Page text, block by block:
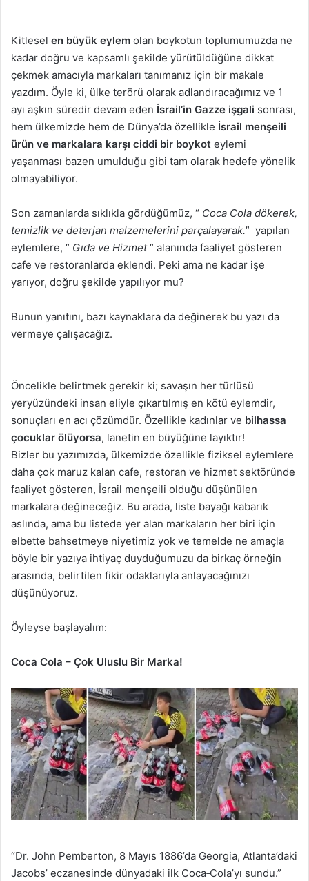
Kitlesel en büyük eylem olan boykotun toplumumuzda ne
kadar doğru ve kapsamlı şekilde yürütüldüğüne dikkat
çekmek amacıyla markaları tanımanız için bir makale
yazdım. Öyle ki, ülke terörü olarak adlandıracağımız ve 1
ayı aşkın süredir devam eden İsrail’in Gazze işgali sonrası,
hem ülkemizde hem de Dünya’da özellikle İsrail menşeili
ürün ve markalara karşı ciddi bir boykot eylemi
yaşanması bazen umulduğu gibi tam olarak hedefe yönelik
olmayabiliyor.
Son zamanlarda sıklıkla gördüğümüz, “ Coca Cola dökerek,
temizlik ve deterjan malzemelerini parçalayarak.” yapılan
eylemlere, “ Gıda ve Hizmet“ alanında faaliyet gösteren
cafe ve restoranlarda eklendi. Peki ama ne kadar işe
yarıyor, doğru şekilde yapılıyor mu?
Bunun yanıtını, bazı kaynaklara da değinerek bu yazı da
vermeye çalışacağız.
Öncelikle belirtmek gerekir ki; savaşın her türlüsü
yeryüzündeki insan eliyle çıkartılmış en kötü eylemdir,
sonuçları en acı çözümdür. Özellikle kadınlar ve bilhassa
çocuklar ölüyorsa, lanetin en büyüğüne layıktır!
Bizler bu yazımızda, ülkemizde özellikle fiziksel eylemlere
daha çok maruz kalan cafe, restoran ve hizmet sektöründe
faaliyet gösteren, İsrail menşeili olduğu düşünülen
markalara değineceğiz. Bu arada, liste bayağı kabarık
aslında, ama bu listede yer alan markaların her biri için
elbette bahsetmeye niyetimiz yok ve temelde ne amaçla
böyle bir yazıya ihtiyaç duyduğumuzu da birkaç örneğin
arasında, belirtilen fikir odaklarıyla anlayacağınızı
düşünüyoruz.
Öyleyse başlayalım:
Coca Cola – Çok Uluslu Bir Marka!
“Dr. John Pemberton, 8 Mayıs 1886’da Georgia, Atlanta’daki
Jacobs’ eczanesinde dünyadaki ilk Coca‑Cola’yı sundu.”